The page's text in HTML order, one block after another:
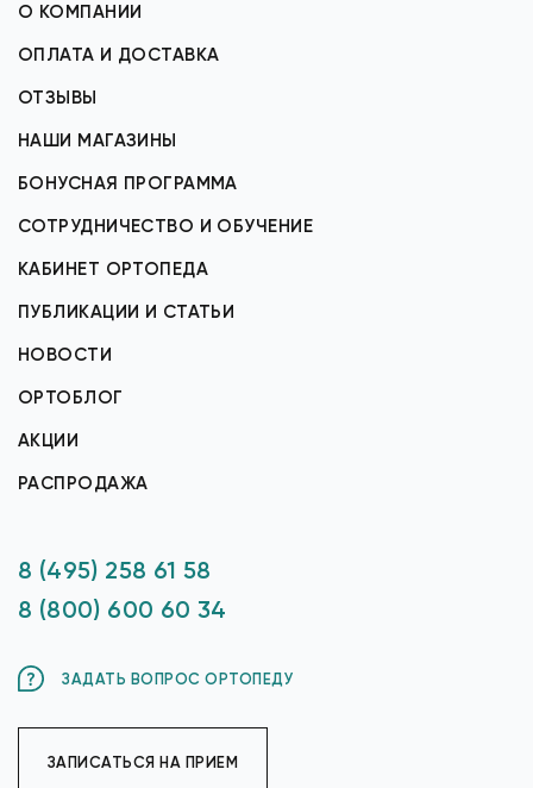
О КОМПАНИИ
ОПЛАТА И ДОСТАВКА
ОТЗЫВЫ
НАШИ МАГАЗИНЫ
БОНУСНАЯ ПРОГРАММА
СОТРУДНИЧЕСТВО И ОБУЧЕНИЕ
КАБИНЕТ ОРТОПЕДА
ПУБЛИКАЦИИ И СТАТЬИ
НОВОСТИ
ОРТОБЛОГ
АКЦИИ
РАСПРОДАЖА
8 (495) 258 61 58
8 (800) 600 60 34
ЗАДАТЬ ВОПРОС ОРТОПЕДУ
ЗАПИСАТЬСЯ НА ПРИЕМ